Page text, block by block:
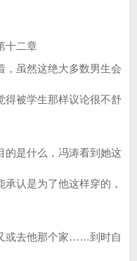
虽然这绝大多数男生会
得被学生那样议论很不舒
是什么，冯涛看到她这
认是为了他这样穿的，
去他那个家……到时自